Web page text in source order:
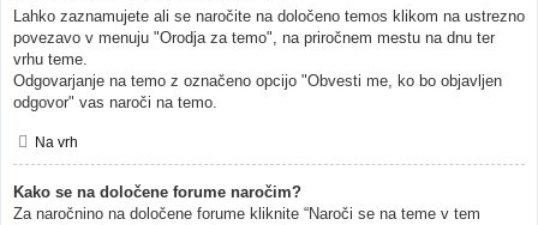
Lahko zaznamujete ali se naročite na določeno temos klikom na ustrezno
povezavo v menuju "Orodja za temo", na priročnem mestu na dnu ter
vrhu teme.
Odgovarjanje na temo z označeno opcijo "Obvesti me, ko bo objavljen
odgovor" vas naroči na temo.
Na vrh
Kako se na določene forume naročim?
Za naročnino na določene forume kliknite “Naroči se na teme v tem